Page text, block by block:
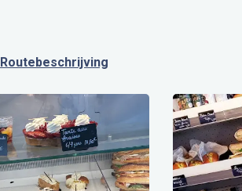
Routebeschrijving